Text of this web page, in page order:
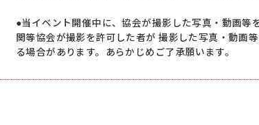
●当イベント開催中に、協会が撮影した写真・動画
関等協会が撮影を許可した者が 撮影した写真・動画
る場合があります。あらかじめご了承願います。